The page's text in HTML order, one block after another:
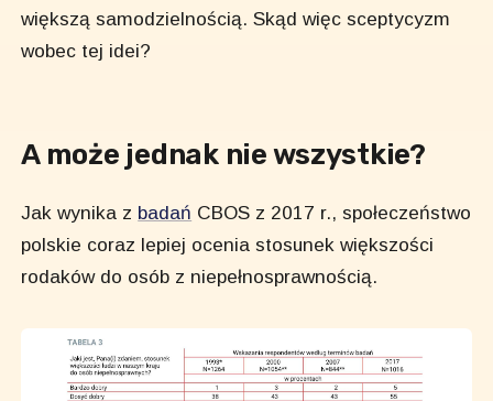
większą samodzielnością. Skąd więc sceptycyzm
wobec tej idei?
A może jednak nie wszystkie?
Jak wynika z badań CBOS z 2017 r., społeczeństwo
polskie coraz lepiej ocenia stosunek większości
rodaków do osób z niepełnosprawnością.